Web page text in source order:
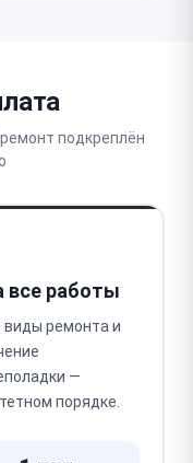
подкреплён
все работы
виды ремонта и
—
порядке.